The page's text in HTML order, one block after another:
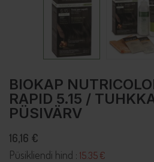
BIOKAP
RAPID 5.15 /
PÜSIVÄRV
16,16 €
Püsikliendi hind : 15.35 €